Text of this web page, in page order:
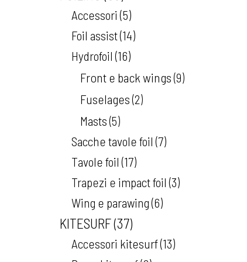
Accessori 5
Foil assist 14
Hydrofoil 16
Front e back wings 9
Fuselages 2
Masts 5
Sacche tavole foil 7
Tavole foil 17
Trapezi e impact foil 3
Wing e parawing 6
KITESURF 37
Accessori kitesurf 13